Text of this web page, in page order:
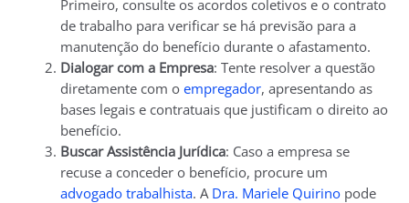
Primeiro, consulte os acordos coletivos e o contrato
de trabalho para verificar se há previsão para a
manutenção do benefício durante o afastamento.
Dialogar com a Empresa: Tente resolver a questão
diretamente com oempregador, apresentando as
bases legais e contratuais que justificam o direito ao
benefício.
Buscar Assistência Jurídica: Caso a empresa se
recuse a conceder o benefício, procure um
advogado trabalhista. A Dra. Mariele Quirino pode